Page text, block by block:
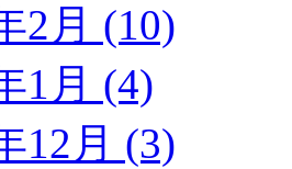
2月 (10)
1月 (4)
12月 (3)